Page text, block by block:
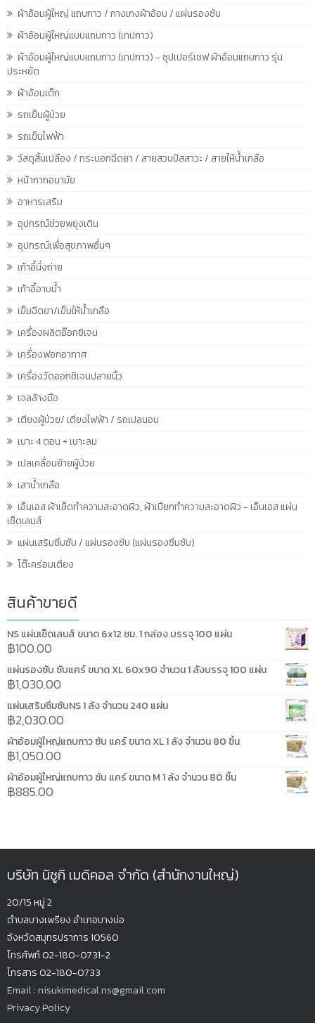
ผ้าอ้อมผู้ใหญ่ แถบกาว / กางเกงผ้าอ้อม / แผ่นรองซับ
ผ้าอ้อมผู้ใหญ่แบบแถบกาว (เทปกาว)
ผ้าอ้อมผู้ใหญ่แบบแถบกาว (เทปกาว) - ซุปเปอร์เซฟ ผ้าอ้อมแถบกาว รุ่น
ประหยัด
ผ้าอ้อมเด็ก
รถเข็นผู้ป่วย
รถเข็นไฟฟ้า
วัสดุสิ้นเปลือง / กระบอกฉีดยา / สายสวนปัสสาวะ / สายให้น้ำเกลือ
หน้ากากอนามัย
อาหารเสริม
อุปกรณ์ช่วยพยุงเดิน
อุปกรณ์เพื่อสุขภาพอื่นๆ
เก้าอี้นั่งถ่าย
เก้าอี้อาบน้ำ
เข็มฉีดยา/เข็มให้น้ำเกลือ
เครื่องผลิตอ๊อกซิเจน
เครื่องฟอกอากาศ
เครื่องวัดออกซิเจนปลายนิ้ว
เจลล้างมือ
เตียงผู้ป่วย/ เตียงไฟฟ้า / รถเปลนอน
เบาะ 4 ตอน + เบาะลม
เปลเคลื่อนย้ายผู้ป่วย
เสาน้ำเกลือ
เอ็นเอส ผ้าเช็ดทำความสะอาดผิว, ผ้าเปียกทำความสะอาดผิว - เอ็นเอส แผ่น
เช็ดเลนส์
แผ่นเสริมซึมซับ / แผ่นรองซับ (แผ่นรองซึมซับ)
โต๊ะคร่อมเตียง
สินค้าขายดี
NS แผ่นเช็ดเลนส์ ขนาด 6x12 ซม. 1 กล่อง บรรจุ 100 แผ่น
฿100.00
แผ่นรองซับ ซับแคร์ ขนาด XL 60x90 จำนวน 1 ลังบรรจุ 100 แผ่น
฿1,030.00
แผ่นเสริมซึมซับNS 1 ลัง จำนวน 240 แผ่น
฿2,030.00
ผ้าอ้อมผู้ใหญ่แถบกาว ซับ แคร์ ขนาด XL 1 ลัง จำนวน 80 ชิ้น
฿1,050.00
ผ้าอ้อมผู้ใหญ่แถบกาว ซับ แคร์ ขนาด M 1 ลัง จำนวน 80 ชิ้น
฿885.00
บริษัท นิซูกิ เมดิคอล จำกัด (สำนักงานใหญ่)
20/15 หมู่ 2
ตำบลบางเพรียงอำเภอบางบ่อ
จังหวัดสมุทรปราการ 10560
โทรศัพท์ 02-180-0731-2
โทรสาร 02-180-0733
Email : nisukimedical.ns@gmail.com
Privacy Policy